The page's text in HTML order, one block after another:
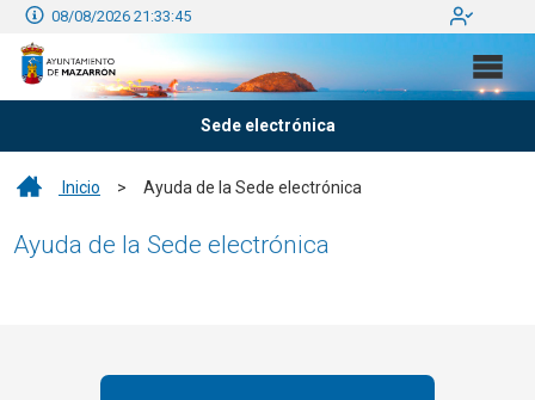
08/08/2026 21:33:45
Sede electrónica
Inicio > Ayuda de la Sede electrónica
Ayuda de la Sede electrónica